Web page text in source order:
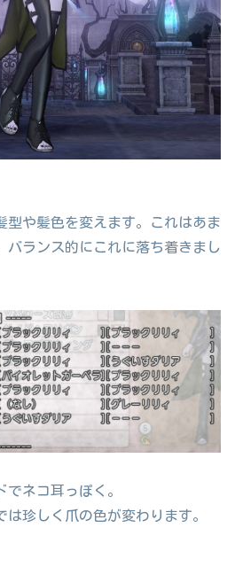
型や髪色を変えます。これはあま
バランス的にこれに落ち着きまし
ネコ耳っぽく。
珍しく爪の色が変わります。